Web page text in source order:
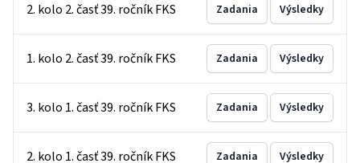
2. kolo 2. časť 39. ročník FKS Zadania Výsledky
1. kolo 2. časť 39. ročník FKS Zadania Výsledky
3. kolo 1. časť 39. ročník FKS Zadania Výsledky
2. kolo 1. časť 39. ročník FKS Zadania Výsledky